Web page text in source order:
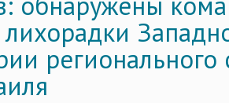
регионального